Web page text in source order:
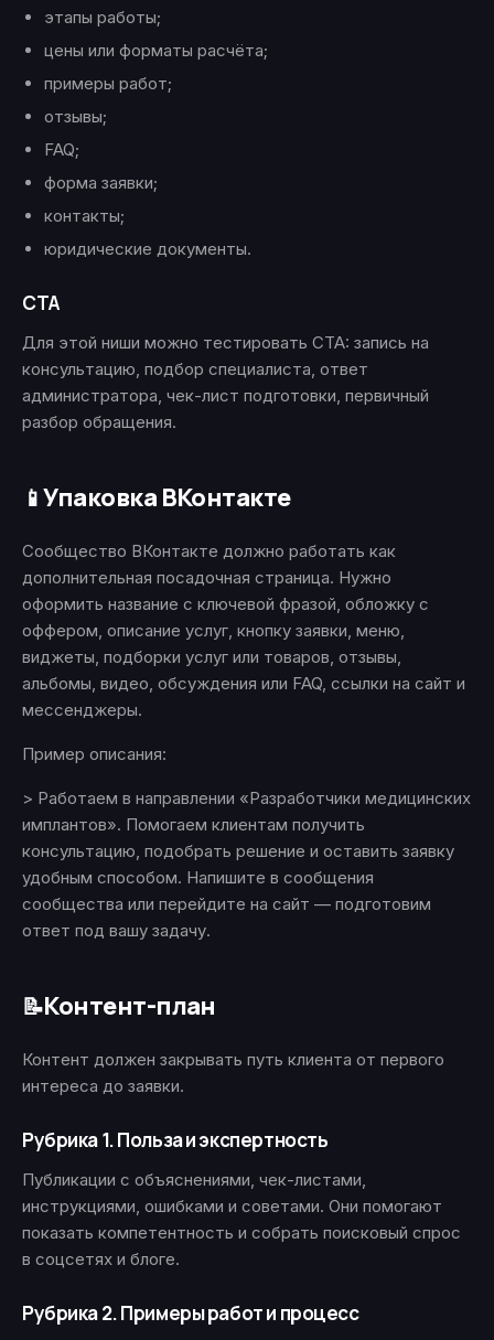
этапы работы;
цены или форматы расчёта;
примеры работ;
отзывы;
FAQ;
форма заявки;
контакты;
юридические документы.
CTA
Для этой ниши можно тестировать CTA: запись на
консультацию, подбор специалиста, ответ
администратора, чек-лист подготовки, первичный
разбор обращения.
📱Упаковка ВКонтакте
Сообщество ВКонтакте должно работать как
дополнительная посадочная страница. Нужно
оформить название с ключевой фразой, обложку с
оффером, описание услуг, кнопку заявки, меню,
виджеты, подборки услуг или товаров, отзывы,
альбомы, видео, обсуждения или FAQ, ссылки на сайт и
мессенджеры.
Пример описания:
> Работаем в направлении «Разработчики медицинских
имплантов». Помогаем клиентам получить
консультацию, подобрать решение и оставить заявку
удобным способом. Напишите в сообщения
сообщества или перейдите на сайт — подготовим
ответ под вашу задачу.
📝Контент-план
Контент должен закрывать путь клиента от первого
интереса до заявки.
Рубрика 1. Польза и экспертность
Публикации с объяснениями, чек-листами,
инструкциями, ошибками и советами. Они помогают
показать компетентность и собрать поисковый спрос
в соцсетях и блоге.
Рубрика 2. Примеры работ и процесс